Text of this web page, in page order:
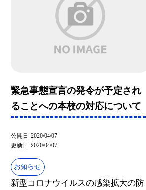
緊急事態宣言の発令が予定され
ることへの本校の対応について
公開日 2020/04/07
更新日 2020/04/07
お知らせ
新型コロナウイルスの感染拡大の防